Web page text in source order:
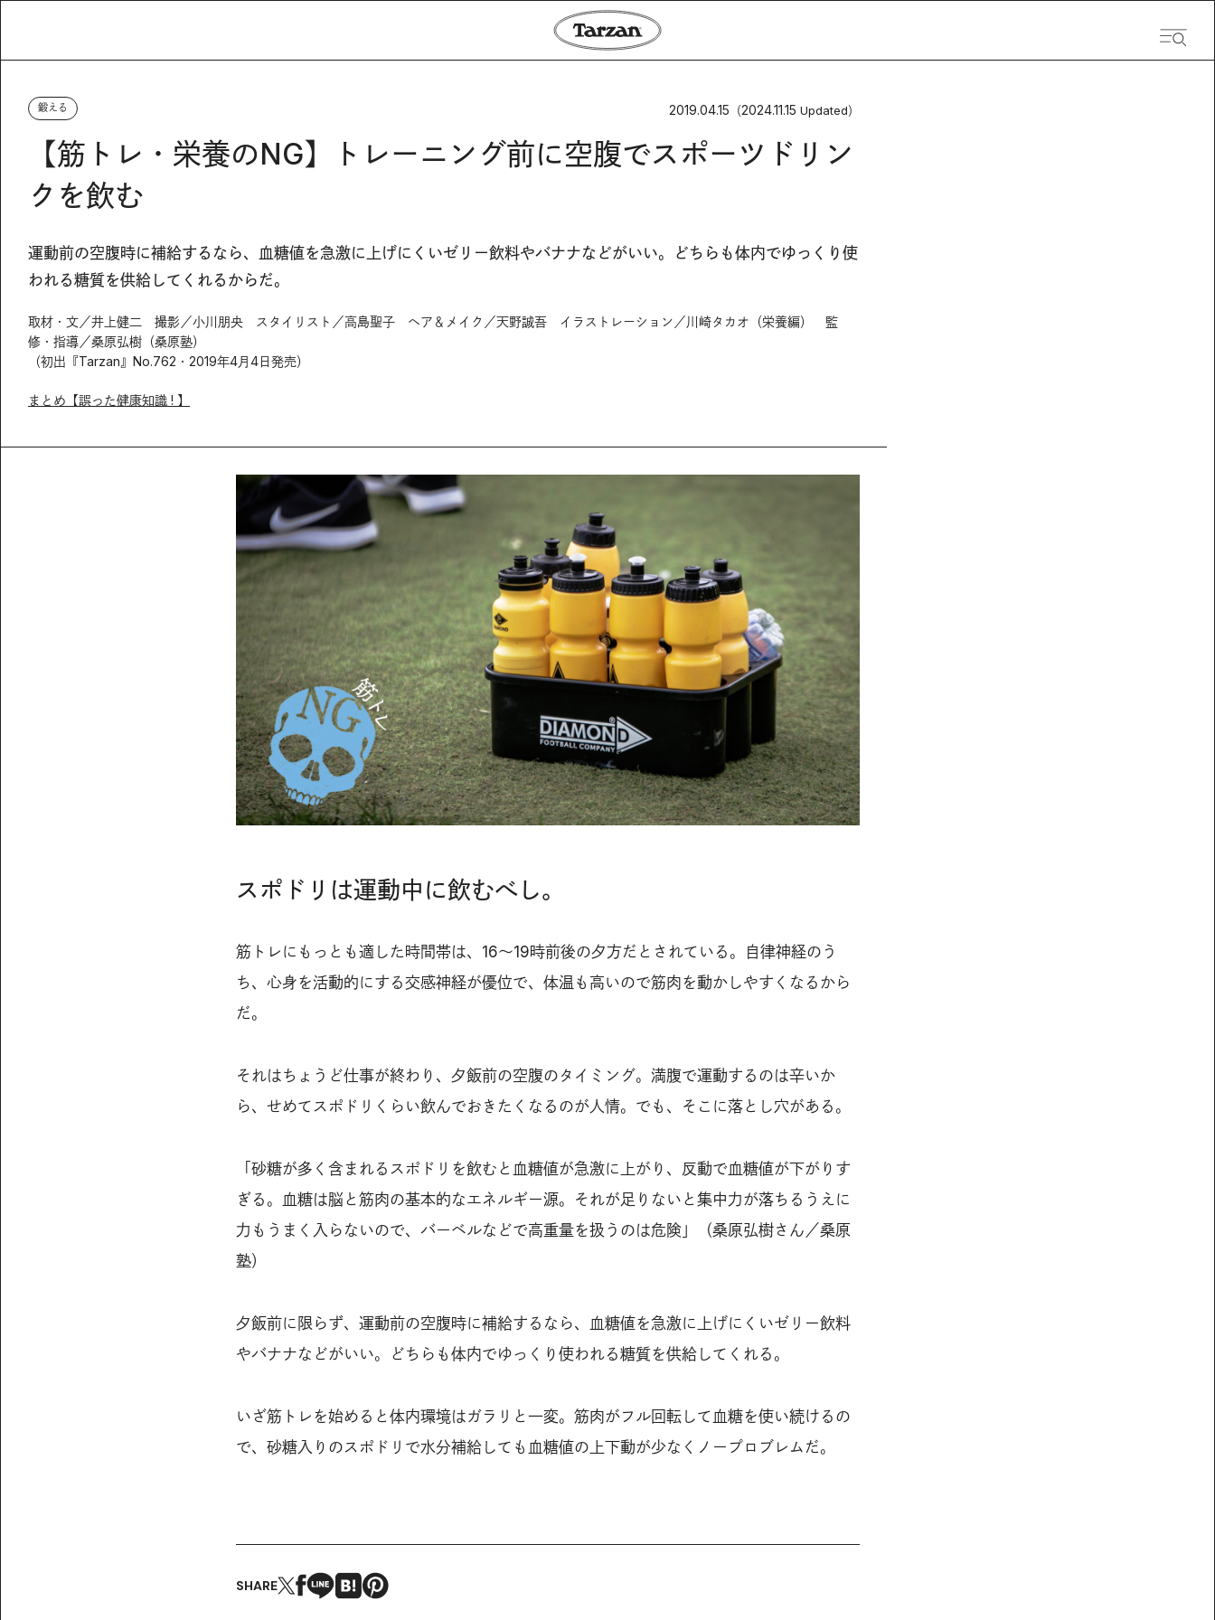
鍛える 2019.04.15 （2024.11.15 Updated）
【筋トレ・栄養のNG】トレーニング前に空腹でスポーツドリン
クを飲む
運動前の空腹時に補給するなら、血糖値を急激に上げにくいゼリー飲料やバナナなどがいい。どちらも体内でゆっくり使
われる糖質を供給してくれるからだ。
取材・文／井上健二 撮影／小川朋央 スタイリスト／高島聖子 ヘア＆メイク／天野誠吾 イラストレーション／川崎タカオ（栄養編） 監
修・指導／桑原弘樹（桑原塾）
（初出『Tarzan』No.762・2019年4月4日発売）
まとめ【誤った健康知識 ! 】
スポドリは運動中に飲むべし。
筋トレにもっとも適した時間帯は、16〜19時前後の夕方だとされている。自律神経のう
ち、心身を活動的にする交感神経が優位で、体温も高いので筋肉を動かしやすくなるから
だ。
それはちょうど仕事が終わり、夕飯前の空腹のタイミング。満腹で運動するのは辛いか
ら、せめてスポドリくらい飲んでおきたくなるのが人情。でも、そこに落とし穴がある。
「砂糖が多く含まれるスポドリを飲むと血糖値が急激に上がり、反動で血糖値が下がりす
ぎる。血糖は脳と筋肉の基本的なエネルギー源。それが足りないと集中力が落ちるうえに
力もうまく入らないので、バーベルなどで高重量を扱うのは危険」（桑原弘樹さん／桑原
塾）
夕飯前に限らず、運動前の空腹時に補給するなら、血糖値を急激に上げにくいゼリー飲料
やバナナなどがいい。どちらも体内でゆっくり使われる糖質を供給してくれる。
いざ筋トレを始めると体内環境はガラリと一変。筋肉がフル回転して血糖を使い続けるの
で、砂糖入りのスポドリで水分補給しても血糖値の上下動が少なくノープロブレムだ。
SHARE